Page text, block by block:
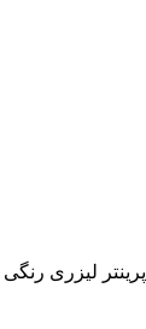
پرینتر لیزری رنگی HP LaserJet Pro M455dn